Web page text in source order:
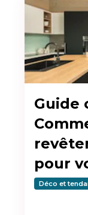
Guide
pour
Déco et